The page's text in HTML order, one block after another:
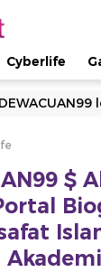
Cyberlife
DEWACUAN99
dicari
$